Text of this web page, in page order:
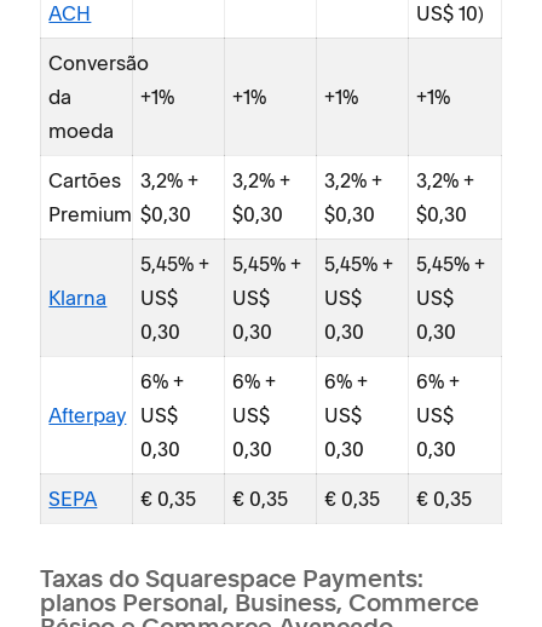
ACH
US$ 10)
Conversão
da
moeda
+1% +1% +1% +1%
Cartões
Premium
3,2% +
$0,30
3,2% +
$0,30
3,2% +
$0,30
3,2% +
$0,30
Klarna
5,45% +
US$
0,30
5,45% +
US$
0,30
5,45% +
US$
0,30
5,45% +
US$
0,30
Afterpay
6% +
US$
0,30
6% +
US$
0,30
6% +
US$
0,30
6% +
US$
0,30
SEPA € 0,35 € 0,35 € 0,35 € 0,35
Taxas do Squarespace Payments:
planos Personal, Business, Commerce